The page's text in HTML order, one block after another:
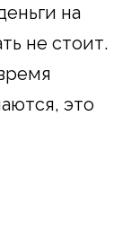
на
не стоит.
это